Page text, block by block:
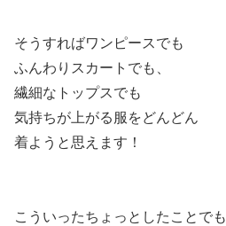
そうすればワンピースでも
ふんわりスカートでも、
繊細なトップスでも
気持ちが上がる服をどんどん
着ようと思えます！
こういったちょっとしたことでも